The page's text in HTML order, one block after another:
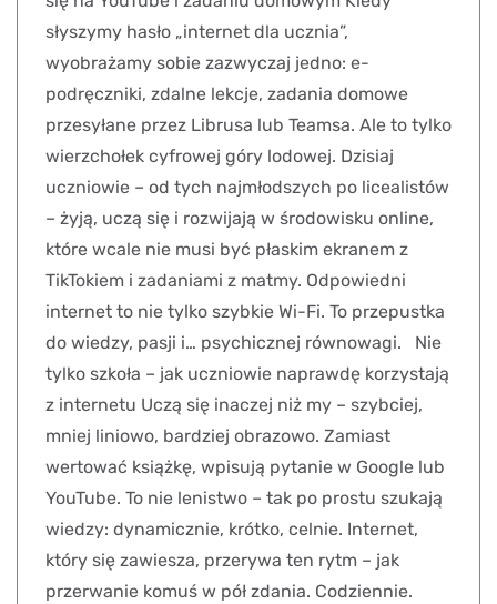
słyszymy hasło „internet dla ucznia”,
wyobrażamy sobie zazwyczaj jedno: e-
podręczniki, zdalne lekcje, zadania domowe
przesyłane przez Librusa lub Teamsa. Ale to tylko
wierzchołek cyfrowej góry lodowej. Dzisiaj
uczniowie – od tych najmłodszych po licealistów
– żyją, uczą się i rozwijają w środowisku online,
które wcale nie musi być płaskim ekranem z
TikTokiem i zadaniami z matmy. Odpowiedni
internet to nie tylko szybkie Wi-Fi. To przepustka
do wiedzy, pasji i… psychicznej równowagi. Nie
tylko szkoła – jak uczniowie naprawdę korzystają
z internetu Uczą się inaczej niż my – szybciej,
mniej liniowo, bardziej obrazowo. Zamiast
wertować książkę, wpisują pytanie w Google lub
YouTube. To nie lenistwo – tak po prostu szukają
wiedzy: dynamicznie, krótko, celnie. Internet,
który się zawiesza, przerywa ten rytm – jak
przerwanie komuś w pół zdania. Codziennie.